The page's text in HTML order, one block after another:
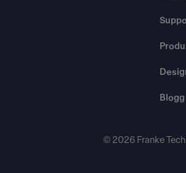
Blogg
© 2026 Franke